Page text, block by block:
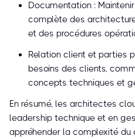
Documentation :
complète des
et des procédures
Relation client et parties
besoins des clients,
concepts techniques et
En résumé, les architectes
leadership technique et en
appréhender la complexité du